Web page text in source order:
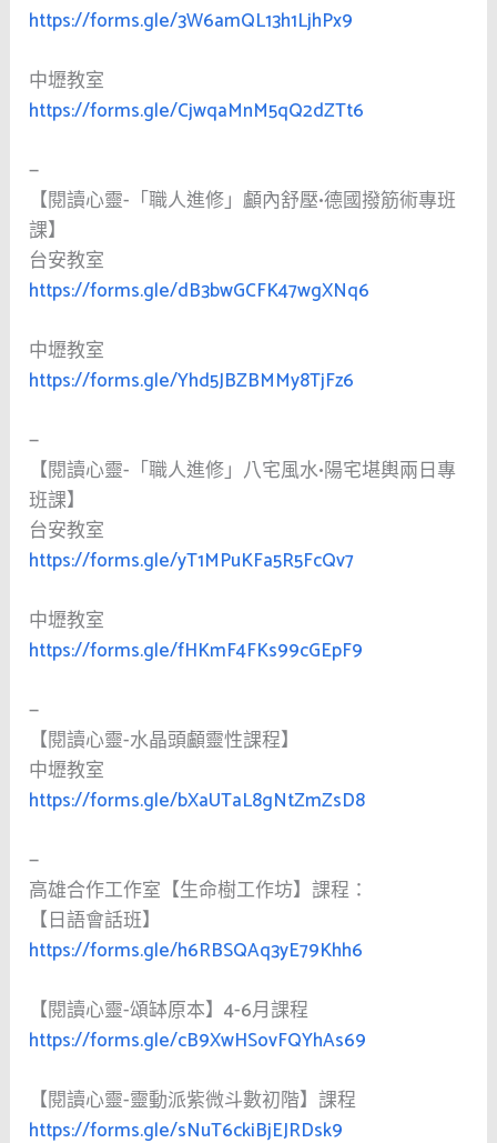
https://forms.gle/3W6amQL13h1LjhPx9
中壢教室
https://forms.gle/CjwqaMnM5qQ2dZTt6
—
【閱讀心靈-「職人進修」顱內舒壓•德國撥筋術專班
課】
台安教室
https://forms.gle/dB3bwGCFK47wgXNq6
中壢教室
https://forms.gle/Yhd5JBZBMMy8TjFz6
—
【閱讀心靈-「職人進修」八宅風水•陽宅堪輿兩日專
班課】
台安教室
https://forms.gle/yT1MPuKFa5R5FcQv7
中壢教室
https://forms.gle/fHKmF4FKs99cGEpF9
—
【閱讀心靈-水晶頭顱靈性課程】
中壢教室
https://forms.gle/bXaUTaL8gNtZmZsD8
—
高雄合作工作室【生命樹工作坊】課程：
【日語會話班】
https://forms.gle/h6RBSQAq3yE79Khh6
【閱讀心靈-頌缽原本】4-6月課程
https://forms.gle/cB9XwHSovFQYhAs69
【閱讀心靈-靈動派紫微斗數初階】課程
https://forms.gle/sNuT6ckiBjEJRDsk9